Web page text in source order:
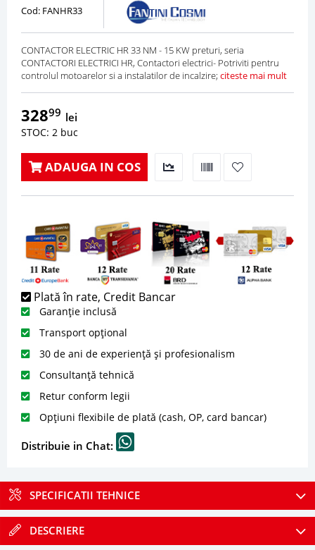
Cod: FANHR33
CONTACTOR ELECTRIC HR 33 NM - 15 KW preturi, seria
CONTACTORI ELECTRICI HR, Contactori electrici- Potriviti pentru
controlul motoarelor si a instalatilor de incalzire; citeste mai mult
32899 lei
STOC: 2 buc
ADAUGA IN COS
Plată în rate, Credit Bancar
Garanție inclusă
Transport opțional
30 de ani de experiență și profesionalism
Consultanță tehnică
Retur conform legii
Opțiuni flexibile de plată (cash, OP, card bancar)
Distribuie in Chat:
SPECIFICATII TEHNICE
DESCRIERE